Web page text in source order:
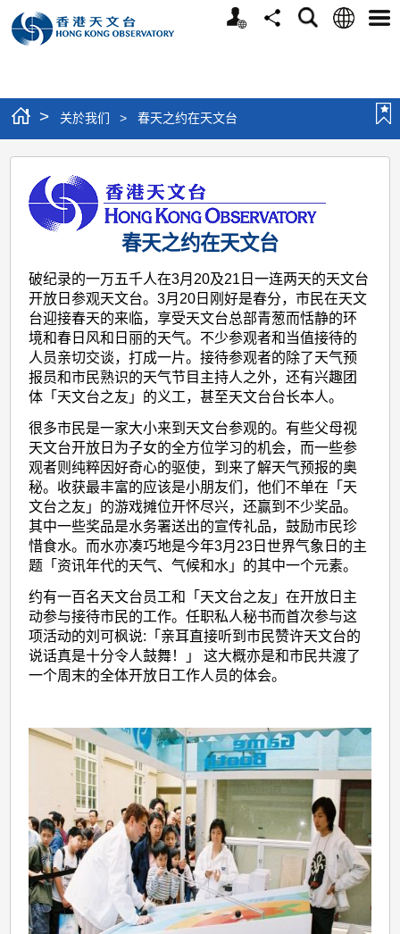
个
分
搜
语
选
> 关於我们 > 春天之约在天文台
春
天
之
在
天
文
台
春天之约在天文台
破纪录的一万五千人在3月20及21日一连两天的天文台
开放日参观天文台。3月20日刚好是春分，市民在天文
台迎接春天的来临，享受天文台总部青葱而恬静的环
境和春日风和日丽的天气。不少参观者和当值接待的
人员亲切交谈，打成一片。接待参观者的除了天气预
报员和市民熟识的天气节目主持人之外，还有兴趣团
体「天文台之友」的义工，甚至天文台台长本人。
很多市民是一家大小来到天文台参观的。有些父母视
天文台开放日为子女的全方位学习的机会，而一些参
观者则纯粹因好奇心的驱使，到来了解天气预报的奥
秘。收获最丰富的应该是小朋友们，他们不单在「天
文台之友」的游戏摊位开怀尽兴，还赢到不少奖品。
其中一些奖品是水务署送出的宣传礼品，鼓励市民珍
惜食水。而水亦凑巧地是今年3月23日世界气象日的主
题「资讯年代的天气、气候和水」的其中一个元素。
约有一百名天文台员工和「天文台之友」在开放日主
动参与接待市民的工作。任职私人秘书而首次参与这
项活动的刘可枫说:「亲耳直接听到市民赞许天文台的
说话真是十分令人鼓舞！」 这大概亦是和市民共渡了
一个周末的全体开放日工作人员的体会。